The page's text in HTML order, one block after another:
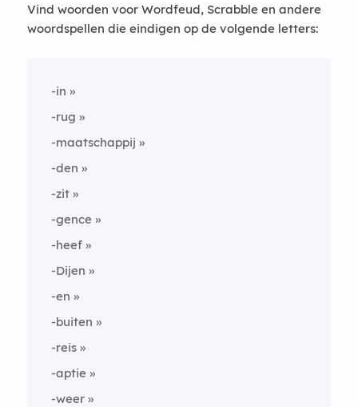
Vind woorden voor Wordfeud, Scrabble en andere
woordspellen die eindigen op de volgende letters:
-in
-rug
-maatschappij
-den
-zit
-gence
-heef
-Dijen
-en
-buiten
-reis
-aptie
-weer